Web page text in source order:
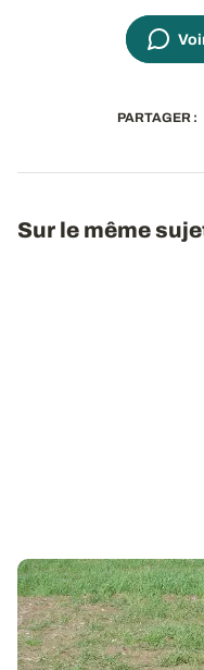
PARTAGER :
Sur le même
Parasites du sol -
nématode inféodé
La succession de